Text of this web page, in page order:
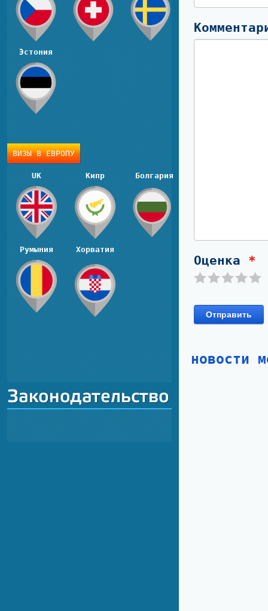
Эстония
ВИЗЫ В ЕВРОПУ
UK Кипр Болгария
Румыния Хорватия
Оценка *
Отправить
новости